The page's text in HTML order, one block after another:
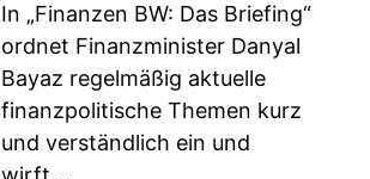
In „Finanzen BW: Das Briefing“
ordnet Finanzminister Danyal
Bayaz regelmäßig aktuelle
finanzpolitische Themen kurz
und verständlich ein und